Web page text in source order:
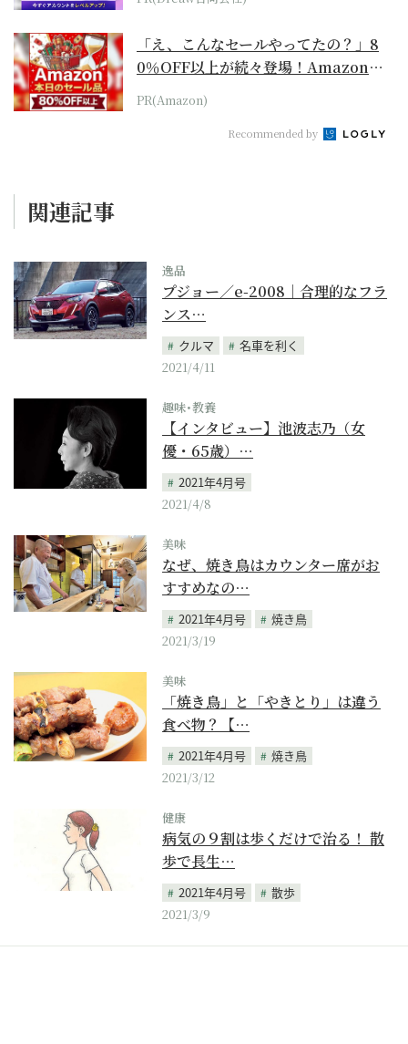
「え、こんなセールやってたの？」8
0％OFF以上が続々登場！Amazonの
本気が...
PR(Amazon)
Recommended by
関連記事
逸品
プジョー／e-2008｜合理的なフラ
ンス…
クルマ
名車を利く
2021/4/11
趣味･教養
【インタビュー】池波志乃（女
優・65歳）…
2021年4月号
2021/4/8
美味
なぜ、焼き鳥はカウンター席がお
すすめなの…
2021年4月号
焼き鳥
2021/3/19
美味
「焼き鳥」と「やきとり」は違う
食べ物？【…
2021年4月号
焼き鳥
2021/3/12
健康
病気の９割は歩くだけで治る！ 散
歩で長生…
2021年4月号
散歩
2021/3/9